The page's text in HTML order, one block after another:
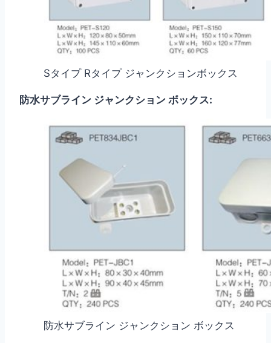
Sタイプ Rタイプ ジャンクションボックス
防水サブライン ジャンクション ボックス:
防水サブライン ジャンクション ボックス